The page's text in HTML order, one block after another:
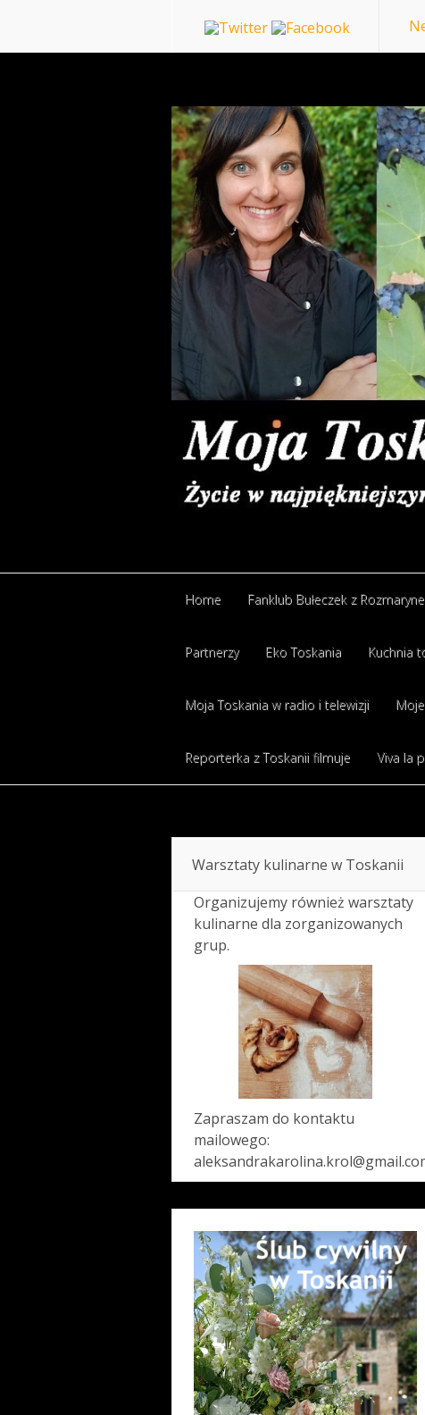
Home Fanklub Bułeczek z
Partnerzy Eko Toskania Kuchnia
Moja Toskania w radio i telewizji
Reporterka z Toskanii filmuje Viva la
Warsztaty kulinarne w Toskanii
Organizujemy również warsztaty
kulinarne dla zorganizowanych
grup.
Zapraszam do kontaktu
mailowego: